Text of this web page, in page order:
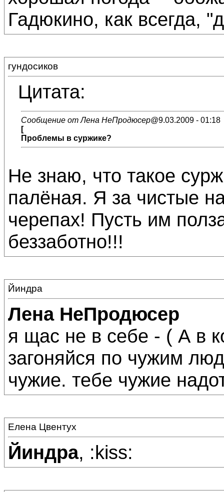
Гадюкино, как всегда,
гундосиков
Цитата:
Сообщение от Лена НеПродюсер@9.03.2009 - 01:18
[
Проблемы в суржике?
Не знаю, что такое
палёная. Я за чистые
черепах! Пусть им
беззаботно!!!
Йиндра
Лена НеПродюсер
я щас не в себе - ( А в
загоняйся по чужим
чужие. тебе чужие
Елена Цвентух
Йиндра, :kiss: